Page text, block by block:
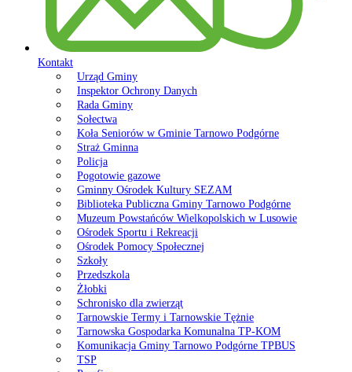
Kontakt
Urząd Gminy
Inspektor Ochrony Danych
Rada Gminy
Sołectwa
Koła Seniorów w Gminie Tarnowo Podgórne
Straż Gminna
Policja
Pogotowie gazowe
Gminny Ośrodek Kultury SEZAM
Biblioteka Publiczna Gminy Tarnowo Podgórne
Muzeum Powstańców Wielkopolskich w Lusowie
Ośrodek Sportu i Rekreacji
Ośrodek Pomocy Społecznej
Szkoły
Przedszkola
Żłobki
Schronisko dla zwierząt
Tarnowskie Termy i Tarnowskie Tężnie
Tarnowska Gospodarka Komunalna TP-KOM
Komunikacja Gminy Tarnowo Podgórne TPBUS
TSP